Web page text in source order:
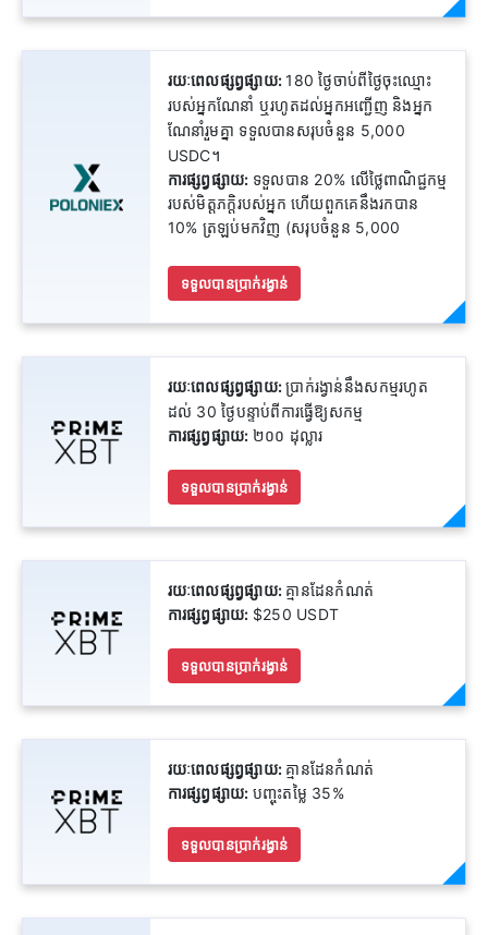
រយៈពេលផ្សព្វផ្សាយ:180 ថ្ងៃចាប់ពីថ្ងៃចុះឈ្មោះ
របស់អ្នកណែនាំ ឬរហូតដល់អ្នកអញ្ជើញ និងអ្នក
ណែនាំរួមគ្នា ទទួលបានសរុបចំនួន 5,000
USDC។
ការផ្សព្វផ្សាយ: ទទួលបាន 20% លើថ្លៃពាណិជ្ជកម្ម
របស់មិត្តភក្តិរបស់អ្នក ហើយពួកគេនឹងរកបាន
10% ត្រឡប់មកវិញ (សរុបចំនួន 5,000
ទទួលបានប្រាក់រង្វាន់
រយៈពេលផ្សព្វផ្សាយ:ប្រាក់រង្វាន់នឹងសកម្មរហូត
ដល់ 30 ថ្ងៃបន្ទាប់ពីការធ្វើឱ្យសកម្ម
ការផ្សព្វផ្សាយ: ២០០ ដុល្លារ
ទទួលបានប្រាក់រង្វាន់
រយៈពេលផ្សព្វផ្សាយ: គ្មានដែនកំណត់
ការផ្សព្វផ្សាយ: $250 USDT
ទទួលបានប្រាក់រង្វាន់
រយៈពេលផ្សព្វផ្សាយ: គ្មានដែនកំណត់
ការផ្សព្វផ្សាយ: បញ្ចុះតម្លៃ 35%
ទទួលបានប្រាក់រង្វាន់